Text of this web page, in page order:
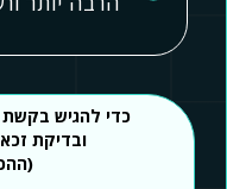
כדי להגיש
ובדיקת